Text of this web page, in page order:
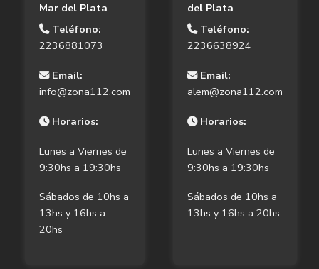
Mar del Plata
Teléfono:
2236881073
Email:
info@zona112.com
Horarios:
Lunes a Viernes de
9:30hs a 19:30hs
Sábados de 10hs a
13hs y 16hs a
20hs
del Plata
Teléfono:
2236638924
Email:
alem@zona112.com
Horarios:
Lunes a Viernes de
9:30hs a 19:30hs
Sábados de 10hs a
13hs y 16hs a 20hs